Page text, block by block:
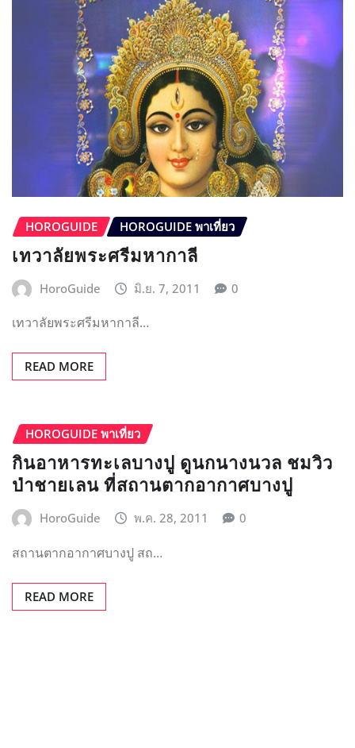
HOROGUIDE HOROGUIDE พาเที่ยว
เทวาลัยพระศรีมหากาลี
HoroGuide มิ.ย. 7, 2011 0
เทวาลัยพระศรีมหากาลี…
READ MORE
HOROGUIDE พาเที่ยว
กินอาหารทะเลบางปู ดูนกนางนวล ชมวิว
ป่าชายเลน ที่สถานตากอากาศบางปู
HoroGuide พ.ค. 28, 2011 0
สถานตากอากาศบางปู สถ…
READ MORE